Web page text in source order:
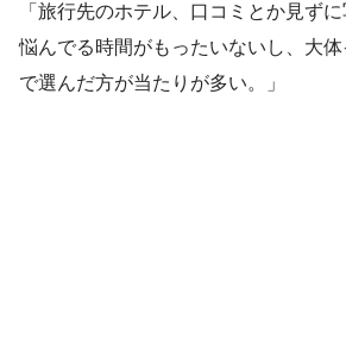
「旅行先のホテル、口コミとか見ず
悩んでる時間がもったいないし、大
で選んだ方が当たりが多い。」